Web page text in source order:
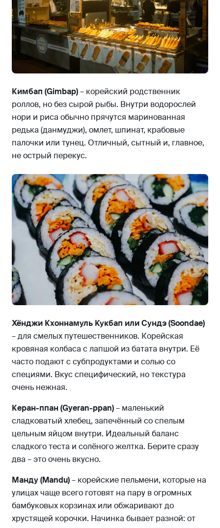
Кимбап (Gimbap)– корейский родственник
роллов, но без сырой рыбы. Внутри водорослей
нори и риса обычно прячутся маринованная
редька (данмуджи), омлет, шпинат, крабовые
палочки или тунец. Отличный, сытный и, главное,
не острый перекус.
Хёнджи Кхоннамуль Кукбап или Сундэ (Soondae)
– для смелых путешественников. Корейская
кровяная колбаса с лапшой из батата внутри. Её
часто подают с субпродуктами и солью со
специями. Вкус специфический, но текстура
очень нежная.
Керан-ппан (Gyeran-ppan)– маленький
сладковатый хлебец, запечённый со спелым
цельным яйцом внутри. Идеальный баланс
сладкого теста и солёного желтка. Берите сразу
два – это очень вкусно.
Манду (Mandu)– корейские пельмени, которые на
улицах чаще всего готовят на пару в огромных
бамбуковых корзинах или обжаривают до
хрустящей корочки. Начинка бывает разной: от